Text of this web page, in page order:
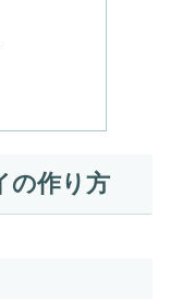
の作り方